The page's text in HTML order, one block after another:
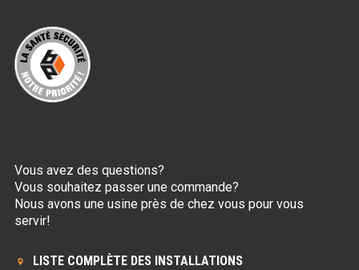
Vous avez des questions?
Vous souhaitez passer une commande?
Nous avons une usine près de chez vous pour vous
servir!
LISTE COMPLÈTE DES INSTALLATIONS